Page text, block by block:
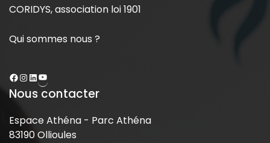
CORIDYS, association loi 1901
Qui sommes nous ?
Nous contacter
Espace Athéna - Parc Athéna
83190 Ollioules